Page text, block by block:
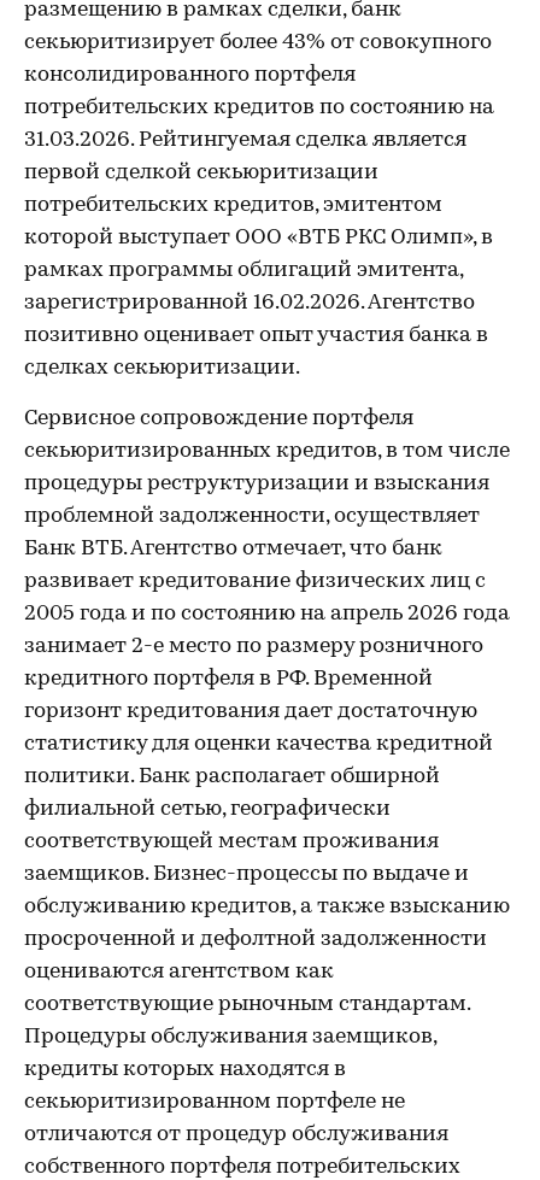
размещению в рамках сделки, банк
секьюритизирует более 43% от совокупного
консолидированного портфеля
потребительских кредитов по состоянию на
31.03.2026. Рейтингуемая сделка является
первой сделкой секьюритизации
потребительских кредитов, эмитентом
которой выступает ООО «ВТБ РКС Олимп», в
рамках программы облигаций эмитента,
зарегистрированной 16.02.2026. Агентство
позитивно оценивает опыт участия банка в
сделках секьюритизации.
Сервисное сопровождение портфеля
секьюритизированных кредитов, в том числе
процедуры реструктуризации и взыскания
проблемной задолженности, осуществляет
Банк ВТБ. Агентство отмечает, что банк
развивает кредитование физических лиц с
2005 года и по состоянию на апрель 2026 года
занимает 2-е место по размеру розничного
кредитного портфеля в РФ. Временной
горизонт кредитования дает достаточную
статистику для оценки качества кредитной
политики. Банк располагает обширной
филиальной сетью, географически
соответствующей местам проживания
заемщиков. Бизнес-процессы по выдаче и
обслуживанию кредитов, а также взысканию
просроченной и дефолтной задолженности
оцениваются агентством как
соответствующие рыночным стандартам.
Процедуры обслуживания заемщиков,
кредиты которых находятся в
секьюритизированном портфеле не
отличаются от процедур обслуживания
собственного портфеля потребительских